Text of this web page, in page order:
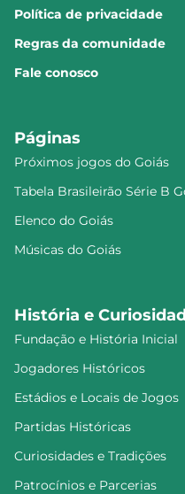
Política de privacidade
Regras da comunidade
Fale conosco
Páginas
Próximos jogos do Goiás
Tabela Brasileirão Série B
Elenco do Goiás
Músicas do Goiás
História e
Fundação e História Inicial
Jogadores Históricos
Estádios e Locais de Jogos
Partidas Históricas
Curiosidades e Tradições
Patrocínios e Parcerias